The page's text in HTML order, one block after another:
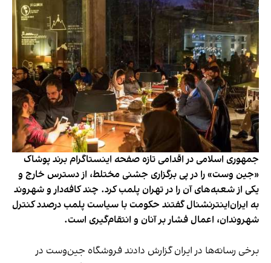
جمهوری اسلامی در اقدامی تازه صفحه اینستاگرام برند پوشاک
«جین وست» را در پی برگزاری جشنی مختلط، از دسترس خارج و
یکی از شعبه‌های آن را در تهران پلمب کرد. چند کافه‌‌دار و شهروند
به ایران‌اینترنشنال گفتند حکومت با سیاست پلمب درصدد کنترل
شهروندان، اعمال فشار بر آنان و انتقام‌گیری است.
برخی رسانه‌ها در ایران گزارش دادند فروشگاه جین‌وست در